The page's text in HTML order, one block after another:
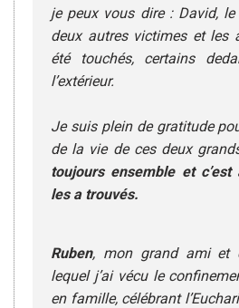
je peux vous dire : David,
deux autres victimes et les
été touchés, certains
l’extérieur.
Je suis plein de gratitude
de la vie de ces deux
toujours ensemble et
les a trouvés.
Ruben, mon grand ami et
lequel j’ai vécu le
en famille, célébrant